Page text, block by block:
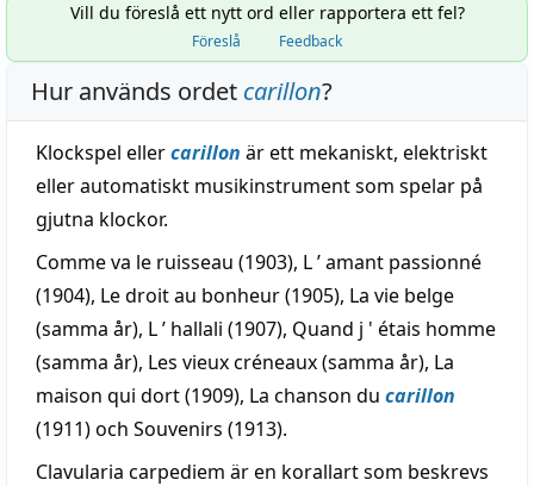
Vill du föreslå ett nytt ord eller rapportera ett fel?
Föreslå Feedback
Hur används ordet carillon?
Klockspel ellercarillon är ett mekaniskt, elektriskt
eller automatiskt musikinstrument som spelar på
gjutna klockor.
Comme va le ruisseau (1903), L ’ amant passionné
(1904), Le droit au bonheur (1905), La vie belge
(samma år), L ’ hallali (1907), Quand j ' étais homme
(samma år), Les vieux créneaux (samma år), La
maison qui dort (1909), La chanson du carillon
(1911) och Souvenirs (1913).
Clavularia carpediem är en korallart som beskrevs